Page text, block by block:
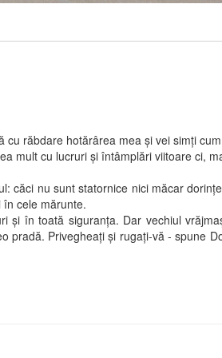
răbdare hotărârea mea şi vei simţi
cu lucruri şi întâmplări viitoare ci,
nu sunt statornice nici măcar
cele mărunte.
toată siguranţa. Dar vechiul
pradă. Privegheaţi şi rugaţi-vă - spune